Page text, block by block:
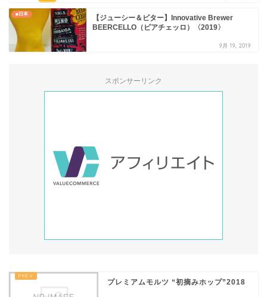
■日本
【ジューシー＆ビター】Innovative Brewer
BEERCELLO（ビアチェッロ）〈2019〉
9月 19, 2019
スポンサーリンク
プレミアムモルツ “初摘みホップ”2018